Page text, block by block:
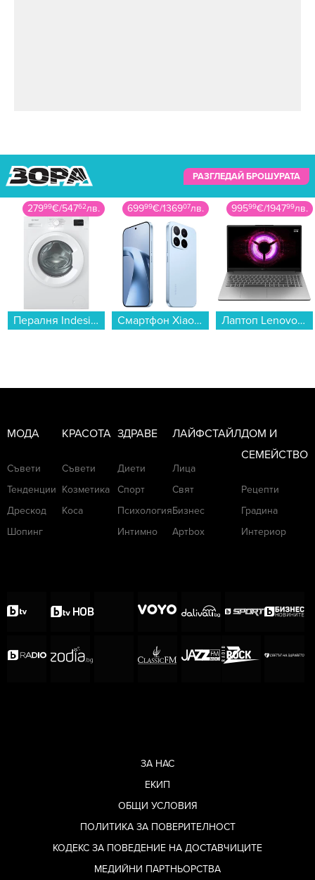
РАЗГЛЕДАЙ БРОШУРАТА
27999€/54762лв.
Пералня Indesit IM 762 MY TIME EE , 1200 об./мин., 7.00 kg, A , Бял...
69999€/136907лв.
Смартфон Xiaomi 17T 256/12 BLUE MZB0NOTEU , 12 GB, 256 GB...
99599€/194799лв.
Лаптоп Lenovo LOQ 15ARP10E 83S000AEBM , 1000GB SSD , 15.60 , 16 , AMD Ryzen 7 170 OCTA CORE , NVIDIA GeForce RTX 4050 6GB GDDR6 , Без OS...
МОДА
Съвети
Тенденции
Дрескод
Шопинг
КРАСОТА
Съвети
Козметика
Коса
ЗДРАВЕ
Диети
Спорт
Психология
Интимно
ЛАЙФСТАЙЛ
Лица
Свят
Бизнес
Артbox
ДОМ И
СЕМЕЙСТВО
Рецепти
Градина
Интериор
ЗА НАС
ЕКИП
ОБЩИ УСЛОВИЯ
ПОЛИТИКА ЗА ПОВЕРИТЕЛНОСТ
КОДЕКС ЗА ПОВЕДЕНИЕ НА ДОСТАВЧИЦИТЕ
МЕДИЙНИ ПАРТНЬОРСТВА